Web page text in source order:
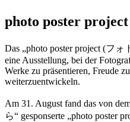
photo poster
Das „photo poster project (フ
eine Ausstellung, bei der
Werke zu präsentieren, Freude
weiterzuentwickeln.
Am 31. August fand das von
ら“ gesponserte „photo poster